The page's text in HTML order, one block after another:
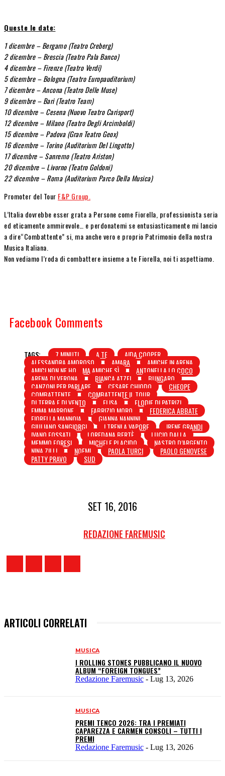
Queste le date:
1 dicembre – Bergamo (Teatro Creberg)
2 dicembre – Brescia (Teatro Pala Banco)
4 dicembre – Firenze (Teatro Verdi)
5 dicembre – Bologna (Teatro Europauditorium)
7 dicembre – Ancona (Teatro Delle Muse)
9 dicembre – Bari (Teatro Team)
10 dicembre – Cesena (Nuovo Teatro Carisport)
12 dicembre – Milano (Teatro Degli Arcimboldi)
15 dicembre – Padova (Gran Teatro Geox)
16 dicembre – Torino (Auditorium Del Lingotto)
17 dicembre – Sanremo (Teatro Ariston)
20 dicembre – Livorno (Teatro Goldoni)
22 dicembre – Roma (Auditorium Parco Della Musica)
Promoter del Tour F&P Group.
L’Italia dovrebbe esser grata a Persone come Fiorella, professionista seria
ed eticamente ammirevole… e perdonatemi se entusiasticamente mi lancio
a dire“Combattente” si, ma anche vero e proprio Patrimonio della nostra
Musica Italiana.
Non vediamo l’roda di combattere insieme a te Fiorella, noi ti aspettiamo.
Facebook Comments
TAGS: 7 MINUTI A TE AIDA COOPER
ALESSANDRA AMOROSO AMARA AMICHE IN ARENA
AMICI NON NE HO... MA AMICHE SÌ ANTONELLA LO COCO
ARENA DI VERONA BIANCA ATZEI BUNGARO
CANZONI PER PARLARE CESARE CHIODO CHEOPE
COMBATTENTE COMBATTENTE IL TOUR
DI TERRA E DI VENTO ELISA ELODIE DI PATRIZI
EMMA MARRONE FABRIZIO MORO FEDERICA ABBATE
FIORELLA MANNOIA GIANNA NANNINI
GIULIANO SANGIORGI I TRENI A VAPORE IRENE GRANDI
IVANO FOSSATI LOREDANA BERTÈ LUCIO DALLA
MEMMO FORESI MICHELE PLACIDO NASTRO D’ARGENTO
NINA ZILLI NOEMI PAOLA TURCI PAOLO GENOVESE
PATTY PRAVO SUD
SET 16, 2016
REDAZIONE FAREMUSIC
ARTICOLI CORRELATI
MUSICA
I ROLLING STONES PUBBLICANO IL NUOVO
ALBUM “FOREIGN TONGUES”
Redazione Faremusic - Lug 13, 2026
MUSICA
PREMI TENCO 2026: TRA I PREMIATI
CAPAREZZA E CARMEN CONSOLI – TUTTI I
PREMI
Redazione Faremusic - Lug 13, 2026